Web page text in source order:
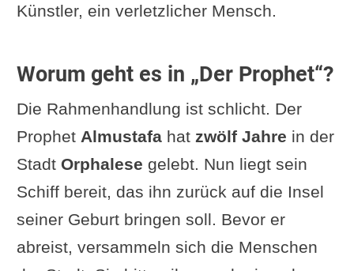
Künstler, ein verletzlicher Mensch.
Worum geht es in „Der Prophet“?
Die Rahmenhandlung ist schlicht. Der
Prophet Almustafahat zwölf Jahre in der
Stadt Orphalese gelebt. Nun liegt sein
Schiff bereit, das ihn zurück auf die Insel
seiner Geburt bringen soll. Bevor er
abreist, versammeln sich die Menschen